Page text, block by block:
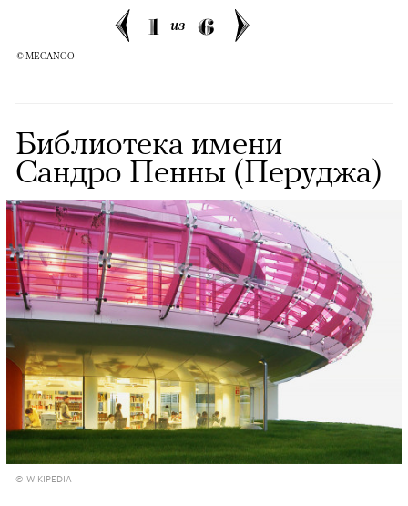
1 из 6
© MECANOO
Библиотека имени
Сандро Пенны (Перуджа)
© WIKIPEDIA